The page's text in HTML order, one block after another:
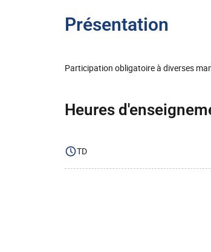
Présentation
Participation obligatoire à diverses
Heures
TD